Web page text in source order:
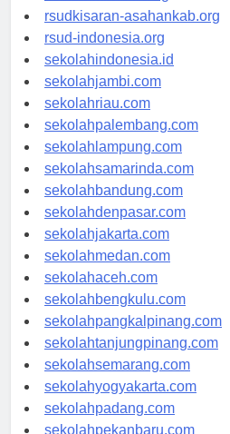
rsud-natunakab.org
rsudkisaran-asahankab.org
rsud-indonesia.org
sekolahindonesia.id
sekolahjambi.com
sekolahriau.com
sekolahpalembang.com
sekolahlampung.com
sekolahsamarinda.com
sekolahbandung.com
sekolahdenpasar.com
sekolahjakarta.com
sekolahmedan.com
sekolahaceh.com
sekolahbengkulu.com
sekolahpangkalpinang.com
sekolahtanjungpinang.com
sekolahsemarang.com
sekolahyogyakarta.com
sekolahpadang.com